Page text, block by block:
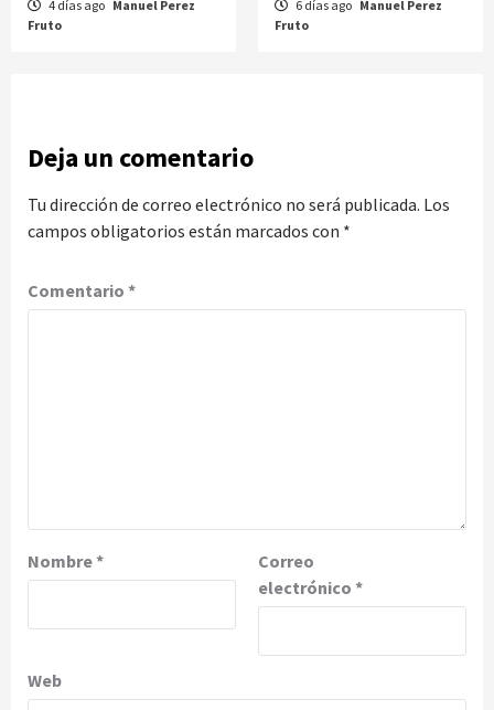
4 días ago Manuel Perez
Fruto
6 días ago Manuel Perez
Fruto
Deja un comentario
Tu dirección de correo electrónico no será publicada. Los
campos obligatorios están marcados con *
Comentario *
Nombre*
Correo
electrónico *
Web